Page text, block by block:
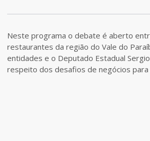
Neste programa o debate é aberto
restaurantes da região do Vale do
entidades e o Deputado Estadual
respeito dos desafios de negócios para